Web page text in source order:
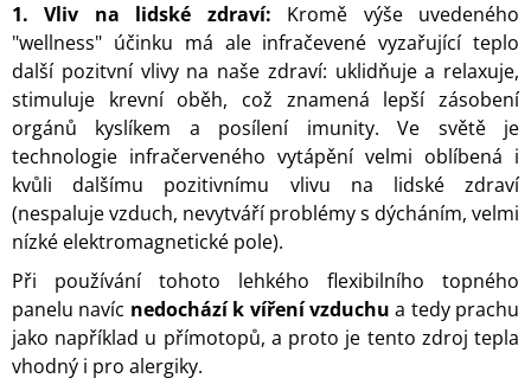
1. Vliv na lidské zdraví: Kromě výše uvedeného
"wellness" účinku má ale infračevené vyzařující teplo
další pozitvní vlivy na naše zdraví: uklidňuje a relaxuje,
stimuluje krevní oběh, což znamená lepší zásobení
orgánů kyslíkem a posílení imunity. Ve světě je
technologie infračerveného vytápění velmi oblíbená i
kvůli dalšímu pozitivnímu vlivu na lidské zdraví
(nespaluje vzduch, nevytváří problémy s dýcháním, velmi
nízké elektromagnetické pole).
Při používání tohoto lehkého flexibilního topného
panelu navíc nedochází k víření vzduchu a tedy prachu
jako například u přímotopů, a proto je tento zdroj tepla
vhodný i pro alergiky.